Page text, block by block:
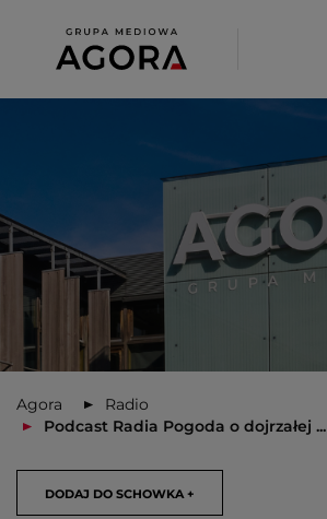
Agora
Radio
Podcast Radia Pogoda o dojrzałej ...
DODAJ DO SCHOWKA +